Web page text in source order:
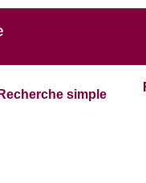
Recherche simple